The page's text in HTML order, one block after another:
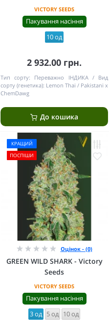
VICTORY SEEDS
Пакування насіння
10 од
2 932.00 грн.
Тип сорту: Переважно ІНДИКА
Вид
сорту (генетика): Lemon Thai / Pakistani x
ChemDawg
До кошика
КРАЩИЙ
ПОСПІШИ
Оцінок - (0)
GREEN WILD SHARK - Victory
Seeds
VICTORY SEEDS
Пакування насіння
3 од 5 од 10 од